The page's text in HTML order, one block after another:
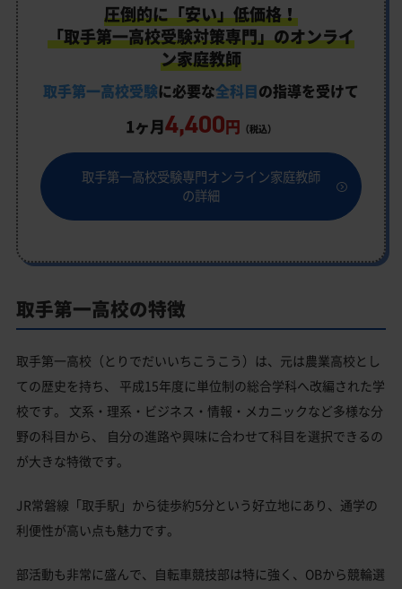
圧倒的に「安い」低価格！
「取手第一高校受験対策専門」のオンライ
ン家庭教師
取手第一高校受験に必要な全科目の指導を受けて
1ヶ月4,400円 （税込）
取手第一高校受験専門オンライン家庭教師
の詳細
取手第一高校の特徴
取手第一高校（とりでだいいちこうこう）は、元は農業高校とし
ての歴史を持ち、 平成15年度に単位制の総合学科へ改編された学
校です。 文系・理系・ビジネス・情報・メカニックなど多様な分
野の科目から、 自分の進路や興味に合わせて科目を選択できるの
が大きな特徴です。
JR常磐線「取手駅」から徒歩約5分という好立地にあり、通学の
利便性が高い点も魅力です。
部活動も非常に盛んで、自転車競技部は特に強く、OBから競輪選